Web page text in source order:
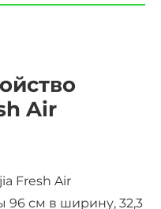
Air
Fresh Air
96 см в ширину, 32,3